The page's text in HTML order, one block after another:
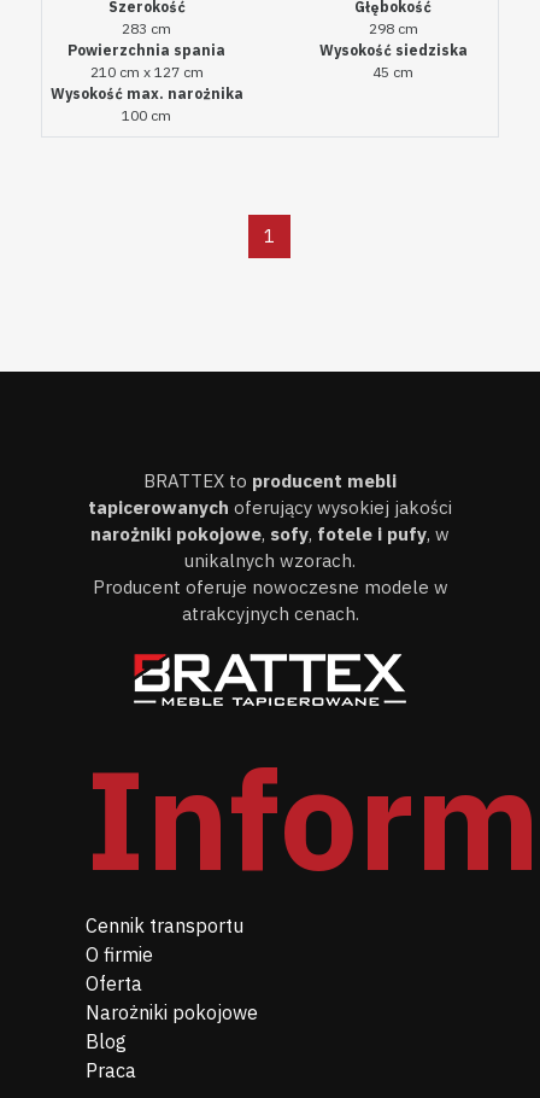
Szerokość
283 cm
Głębokość
298 cm
Powierzchnia spania
210 cm x 127 cm
Wysokość siedziska
45 cm
Wysokość max. narożnika
100 cm
BRATTEX to producent mebli
tapicerowanych oferujący wysokiej jakości
narożniki pokojowe, sofy, fotele i pufy, w
unikalnych wzorach.
Producent oferuje nowoczesne modele w
atrakcyjnych cenach.
Cennik transportu
O firmie
Oferta
Narożniki pokojowe
Blog
Praca